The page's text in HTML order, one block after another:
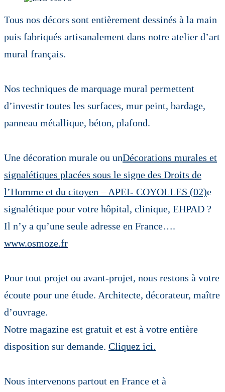
Tous nos décors sont entièrement dessinés à la main
puis fabriqués artisanalement dans notre atelier d’art
mural français.
Nos techniques de marquage mural permettent
d’investir toutes les surfaces, mur peint, bardage,
panneau métallique, béton, plafond.
Une décoration murale ou unDécorations murales et
signalétiques placées sous le signe des Droits de
l’Homme et du citoyen – APEI- COYOLLES (02)e
signalétique pour votre hôpital, clinique, EHPAD ?
Il n’y a qu’une seule adresse en France….
www.osmoze.fr
Pour tout projet ou avant-projet, nous restons à votre
écoute pour une étude. Architecte, décorateur, maître
d’ouvrage.
Notre magazine est gratuit et est à votre entière
disposition sur demande. Cliquez ici.
Nous intervenons partout en France et à